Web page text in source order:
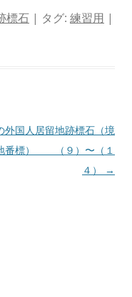
標石 | タグ: 練習用 |
外国人居留地跡標石（境
番標） （９）〜（１
４）
→